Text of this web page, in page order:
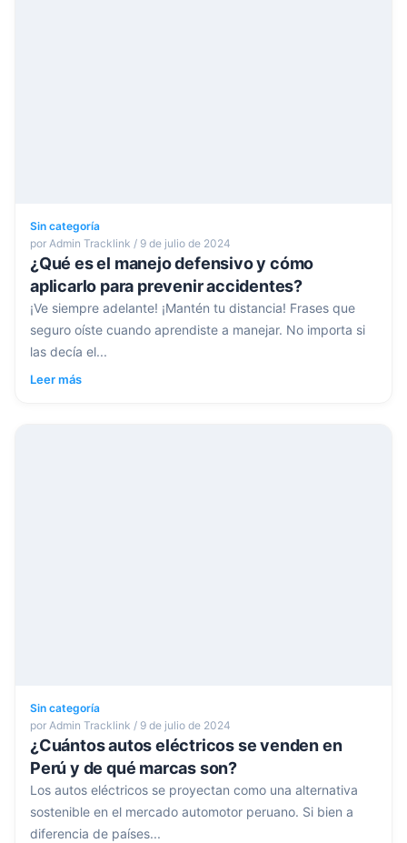
Sin categoría
por Admin Tracklink / 9 de julio de 2024
¿Qué es el manejo defensivo y cómo
aplicarlo para prevenir accidentes?
¡Ve siempre adelante! ¡Mantén tu distancia! Frases que
seguro oíste cuando aprendiste a manejar. No importa si
las decía el...
Leer más
Sin categoría
por Admin Tracklink / 9 de julio de 2024
¿Cuántos autos eléctricos se venden en
Perú y de qué marcas son?
Los autos eléctricos se proyectan como una alternativa
sostenible en el mercado automotor peruano. Si bien a
diferencia de países...